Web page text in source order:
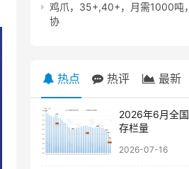
鸡爪，35+,40+，月需1000吨
协
热点 热评 最新
2026年6月全
存栏量
2026-07-16